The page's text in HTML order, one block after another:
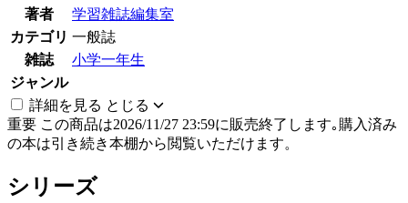
著者
学習雑誌編集室
カテゴリ 一般誌
雑誌
小学一年生
ジャンル
詳細を見る とじる
重要 この商品は2026/11/27 23:59に販売終了します｡購入済み
の本は引き続き本棚から閲覧いただけます。
シリーズ